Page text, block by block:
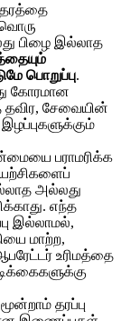
பிழை இல்லாத
பொறுப்பு.
கோரமான
தவிர, சேவையின்
பராமரிக்க
அல்லது
எந்த
இல்லாமல்,
மாற்ற,
உரிமத்தை
தரப்பு